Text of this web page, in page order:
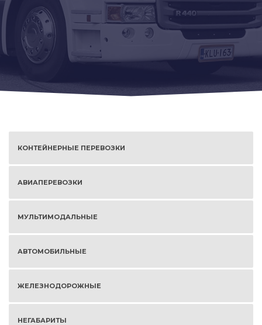
КОНТЕЙНЕРНЫЕ ПЕРЕВОЗКИ
АВИАПЕРЕВОЗКИ
МУЛЬТИМОДАЛЬНЫЕ
АВТОМОБИЛЬНЫЕ
ЖЕЛЕЗНОДОРОЖНЫЕ
НЕГАБАРИТЫ